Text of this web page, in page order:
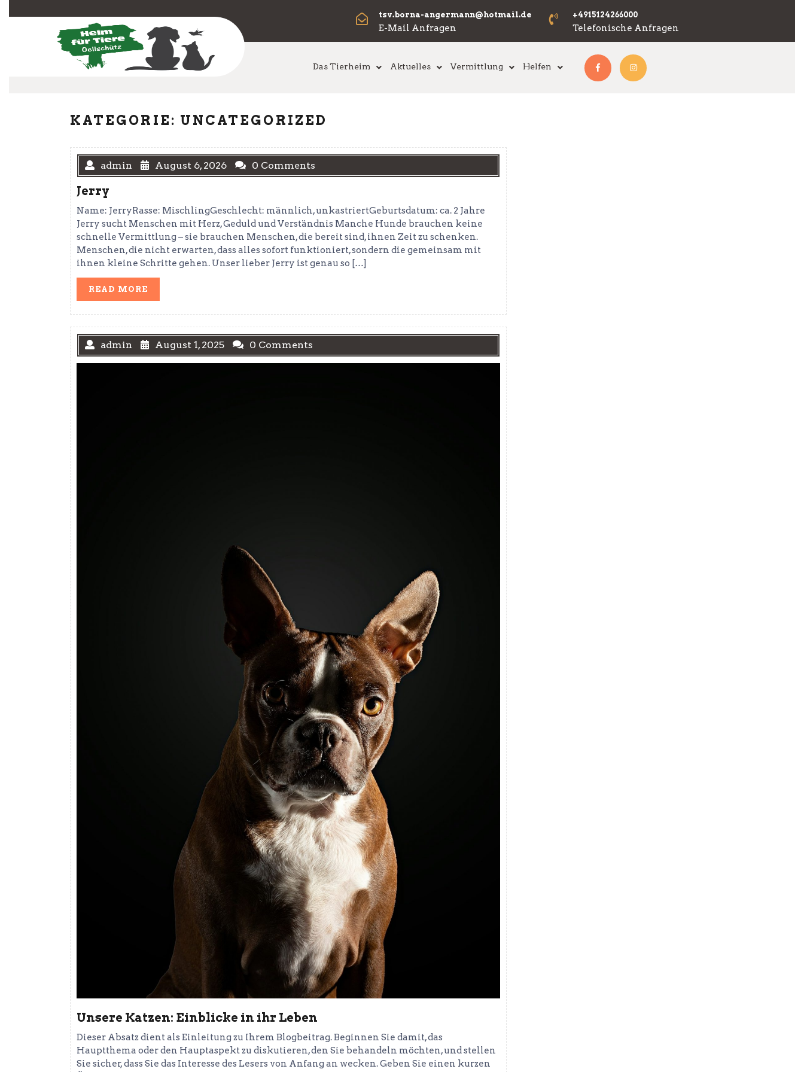
to
tsv.borna-angermann@hotmail.de
E-Mail Anfragen
+4915124266000
Telefonische Anfragen
Das Tierheim Aktuelles Vermittlung Helfen Facebook
KATEGORIE: UNCATEGORIZED
admin August 6, 2026 0 Comments
Jerry
Name: JerryRasse: MischlingGeschlecht: männlich, unkastriertGeburtsdatum: ca. 2 Jahre
Jerry sucht Menschen mit Herz, Geduld und Verständnis Manche Hunde brauchen keine
schnelle Vermittlung – sie brauchen Menschen, die bereit sind, ihnen Zeit zu schenken.
Menschen, die nicht erwarten, dass alles sofort funktioniert, sondern die gemeinsam mit
ihnen kleine Schritte gehen. Unser lieber Jerry ist genau so […]
READ MORE
admin August 1, 2025 0 Comments
Unsere Katzen: Einblicke in ihr Leben
Dieser Absatz dient als Einleitung zu Ihrem Blogbeitrag. Beginnen Sie damit, das
Hauptthema oder den Hauptaspekt zu diskutieren, den Sie behandeln möchten, und stellen
Sie sicher, dass Sie das Interesse des Lesers von Anfang an wecken. Geben Sie einen kurzen